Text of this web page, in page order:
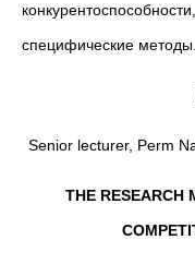
специфические методы.
Senior lecturer, Perm
THE RESEARCH